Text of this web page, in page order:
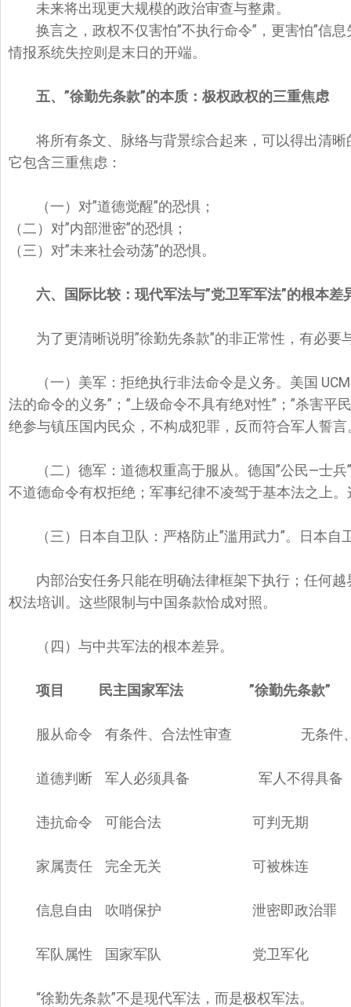
未来将出现更大规模的政治审查与整肃。
换言之，政权不仅害怕”不执行命令”，更害怕”信
情报系统失控则是末日的开端。
五、”徐勤先条款”的本质：极权政权的三重焦虑
将所有条文、脉络与背景综合起来，可以得出清
它包含三重焦虑：
（一）对”道德觉醒”的恐惧；
（二）对”内部泄密”的恐惧；
（三）对”未来社会动荡”的恐惧。
六、国际比较：现代军法与”党卫军军法”的根本差
为了更清晰说明”徐勤先条款”的非正常性，有必要
（一）美军：拒绝执行非法命令是义务。美国
法的命令的义务”；”上级命令不具有绝对性”；”杀害
绝参与镇压国内民众，不构成犯罪，反而符合军人誓言
（二）德军：道德权重高于服从。德国”公民—士
不道德命令有权拒绝；军事纪律不凌驾于基本法之上
（三）日本自卫队：严格防止”滥用武力”。日本
内部治安任务只能在明确法律框架下执行；任何
权法培训。这些限制与中国条款恰成对照。
（四）与中共军法的根本差异。
项目 民主国家军法 ”徐勤先条款”
服从命令 有条件、合法性审查 无条件、
道德判断 军人必须具备 军人不得具备
违抗命令 可能合法 可判无期
家属责任 完全无关 可被株连
信息自由 吹哨保护 泄密即政治罪
军队属性 国家军队 党卫军化
“徐勤先条款”不是现代军法，而是极权军法。